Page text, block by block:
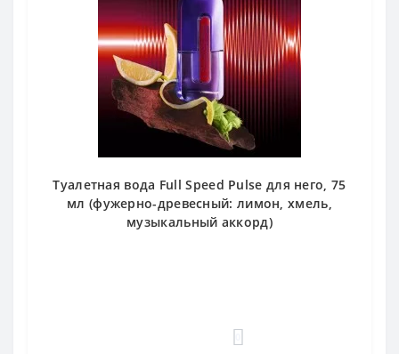
Туалетная вода Full Speed Pulse для него, 75
мл (фужерно-древесный: лимон, хмель,
музыкальный аккорд)